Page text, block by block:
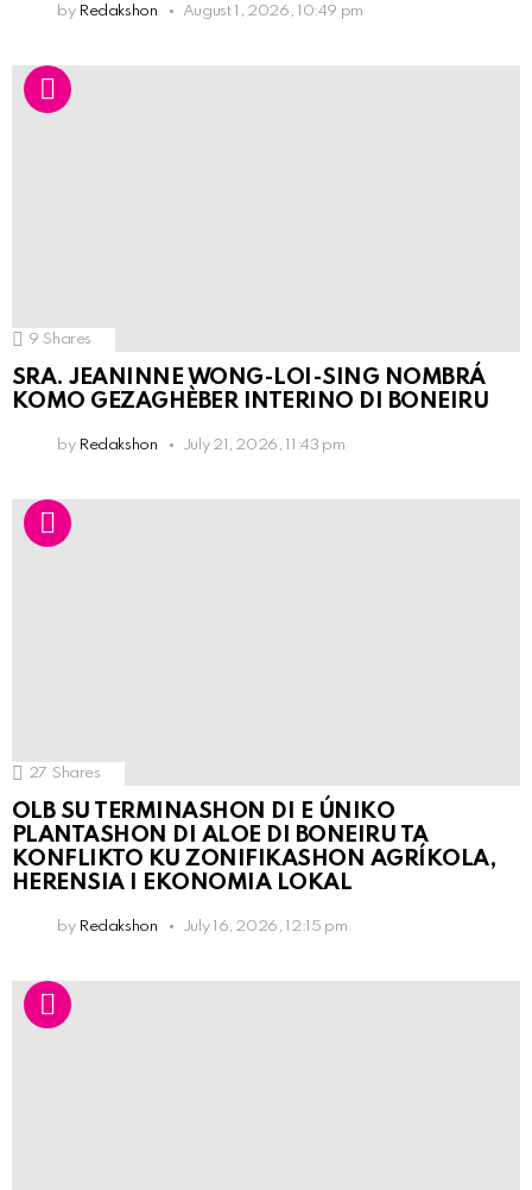
by Redakshon August 1, 2026, 10:49 pm
9 Shares
SRA. JEANINNE WONG-LOI-SING NOMBRÁ
KOMO GEZAGHÈBER INTERINO DI BONEIRU
by Redakshon July 21, 2026, 11:43 pm
27 Shares
OLB SU TERMINASHON DI E ÚNIKO
PLANTASHON DI ALOE DI BONEIRU TA
KONFLIKTO KU ZONIFIKASHON AGRÍKOLA,
HERENSIA I EKONOMIA LOKAL
by Redakshon July 16, 2026, 12:15 pm